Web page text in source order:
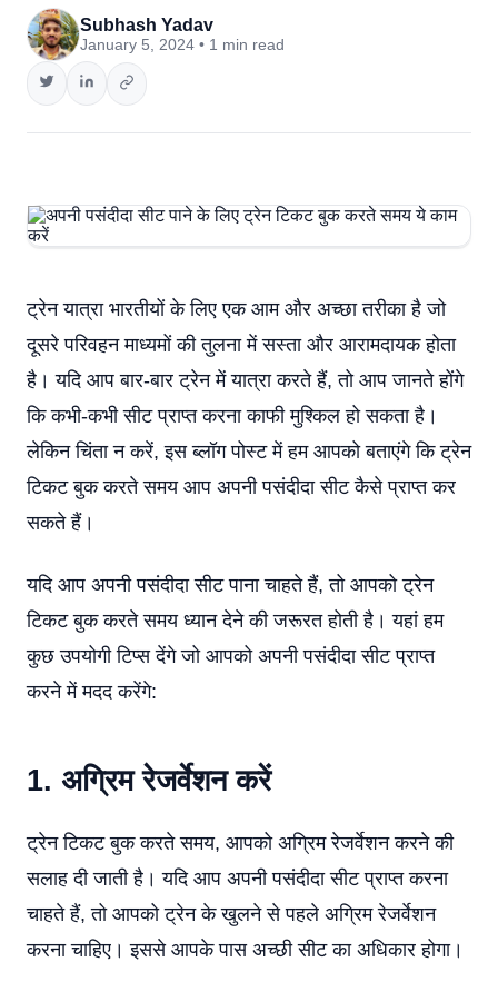
Subhash Yadav
January 5, 2024 • 1 min read
ट्रेन यात्रा भारतीयों के लिए एक आम और अच्छा तरीका है जो
दूसरे परिवहन माध्यमों की तुलना में सस्ता और आरामदायक होता
है। यदि आप बार-बार ट्रेन में यात्रा करते हैं, तो आप जानते होंगे
कि कभी-कभी सीट प्राप्त करना काफी मुश्किल हो सकता है।
लेकिन चिंता न करें, इस ब्लॉग पोस्ट में हम आपको बताएंगे कि ट्रेन
टिकट बुक करते समय आप अपनी पसंदीदा सीट कैसे प्राप्त कर
सकते हैं।
यदि आप अपनी पसंदीदा सीट पाना चाहते हैं, तो आपको ट्रेन
टिकट बुक करते समय ध्यान देने की जरूरत होती है। यहां हम
कुछ उपयोगी टिप्स देंगे जो आपको अपनी पसंदीदा सीट प्राप्त
करने में मदद करेंगे:
1. अग्रिम रेजर्वेशन करें
ट्रेन टिकट बुक करते समय, आपको अग्रिम रेजर्वेशन करने की
सलाह दी जाती है। यदि आप अपनी पसंदीदा सीट प्राप्त करना
चाहते हैं, तो आपको ट्रेन के खुलने से पहले अग्रिम रेजर्वेशन
करना चाहिए। इससे आपके पास अच्छी सीट का अधिकार होगा।